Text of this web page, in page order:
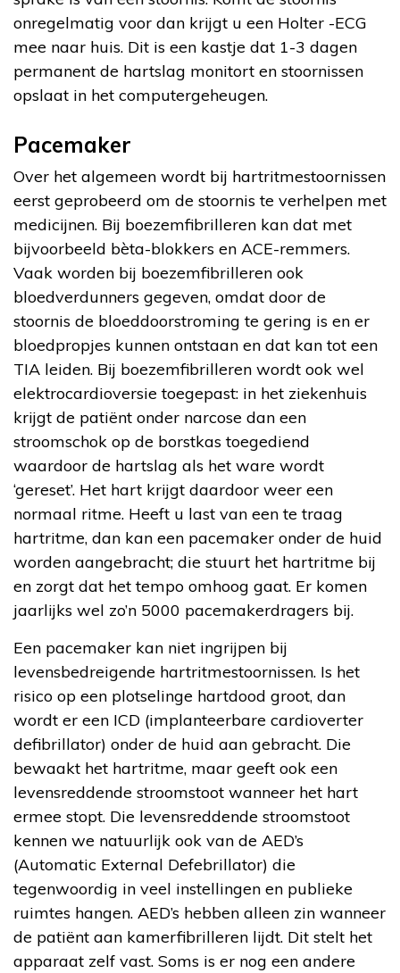
onregelmatig voor dan krijgt u een Holter -ECG
mee naar huis. Dit is een kastje dat 1-3 dagen
permanent de hartslag monitort en stoornissen
opslaat in het computergeheugen.
Pacemaker
Over het algemeen wordt bij hartritmestoornissen
eerst geprobeerd om de stoornis te verhelpen met
medicijnen. Bij boezemfibrilleren kan dat met
bijvoorbeeld bèta-blokkers en ACE-remmers.
Vaak worden bij boezemfibrilleren ook
bloedverdunners gegeven, omdat door de
stoornis de bloeddoorstroming te gering is en er
bloedpropjes kunnen ontstaan en dat kan tot een
TIA leiden. Bij boezemfibrilleren wordt ook wel
elektrocardioversie toegepast: in het ziekenhuis
krijgt de patiënt onder narcose dan een
stroomschok op de borstkas toegediend
waardoor de hartslag als het ware wordt
‘gereset’. Het hart krijgt daardoor weer een
normaal ritme. Heeft u last van een te traag
hartritme, dan kan een pacemaker onder de huid
worden aangebracht; die stuurt het hartritme bij
en zorgt dat het tempo omhoog gaat. Er komen
jaarlijks wel zo’n 5000 pacemakerdragers bij.
Een pacemaker kan niet ingrijpen bij
levensbedreigende hartritmestoornissen. Is het
risico op een plotselinge hartdood groot, dan
wordt er een ICD (implanteerbare cardioverter
defibrillator) onder de huid aan gebracht. Die
bewaakt het hartritme, maar geeft ook een
levensreddende stroomstoot wanneer het hart
ermee stopt. Die levensreddende stroomstoot
kennen we natuurlijk ook van de AED’s
(Automatic External Defebrillator) die
tegenwoordig in veel instellingen en publieke
ruimtes hangen. AED’s hebben alleen zin wanneer
de patiënt aan kamerfibrilleren lijdt. Dit stelt het
apparaat zelf vast. Soms is er nog een andere